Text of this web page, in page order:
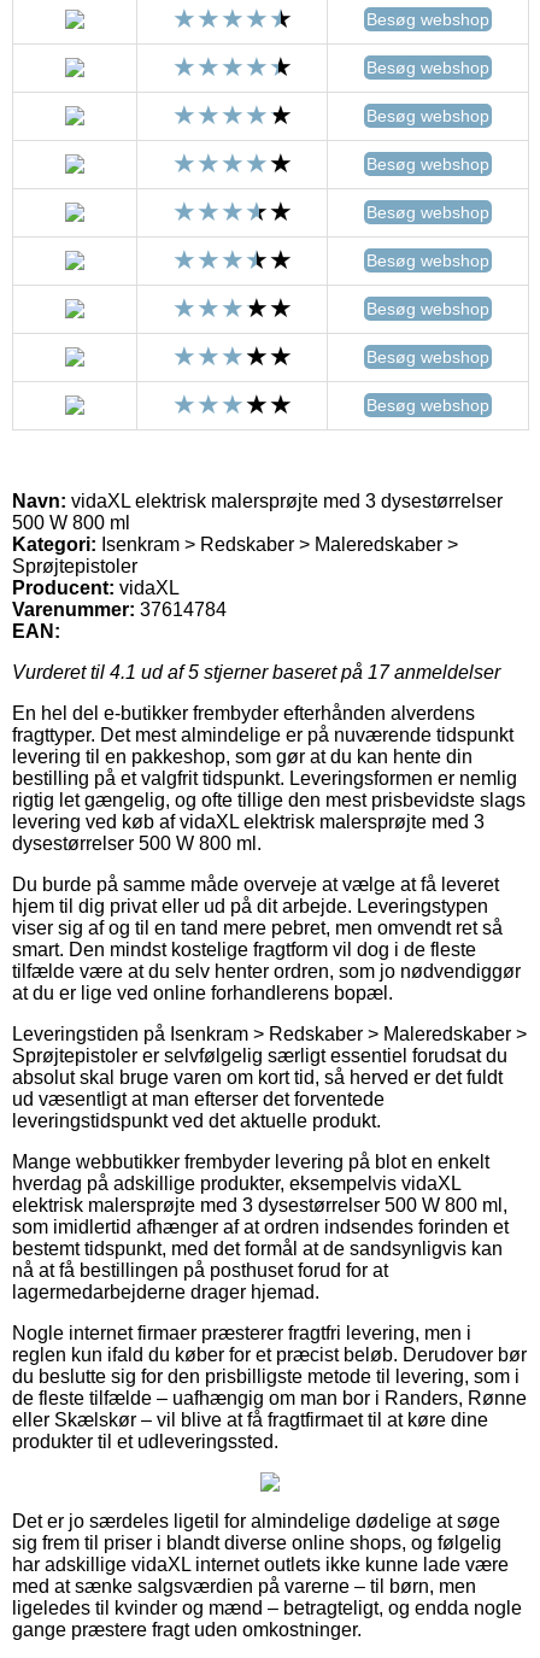
Besøg webshop
Besøg webshop
Besøg webshop
Besøg webshop
Besøg webshop
Besøg webshop
Besøg webshop
Besøg webshop
Besøg webshop
Navn: vidaXL elektrisk malersprøjte med 3 dysestørrelser
500 W 800 ml
Kategori: Isenkram > Redskaber > Maleredskaber >
Sprøjtepistoler
Producent: vidaXL
Varenummer: 37614784
EAN:
Vurderet til 4.1 ud af 5 stjerner baseret på 17anmeldelser
En hel del e-butikker frembyder efterhånden alverdens
fragttyper. Det mest almindelige er på nuværende tidspunkt
levering til en pakkeshop, som gør at du kan hente din
bestilling på et valgfrit tidspunkt. Leveringsformen er nemlig
rigtig let gængelig, og ofte tillige den mest prisbevidste slags
levering ved køb af vidaXL elektrisk malersprøjte med 3
dysestørrelser 500 W 800 ml.
Du burde på samme måde overveje at vælge at få leveret
hjem til dig privat eller ud på dit arbejde. Leveringstypen
viser sig af og til en tand mere pebret, men omvendt ret så
smart. Den mindst kostelige fragtform vil dog i de fleste
tilfælde være at du selv henter ordren, som jo nødvendiggør
at du er lige ved online forhandlerens bopæl.
Leveringstiden på Isenkram > Redskaber > Maleredskaber >
Sprøjtepistoler er selvfølgelig særligt essentiel forudsat du
absolut skal bruge varen om kort tid, så herved er det fuldt
ud væsentligt at man efterser det forventede
leveringstidspunkt ved det aktuelle produkt.
Mange webbutikker frembyder levering på blot en enkelt
hverdag på adskillige produkter, eksempelvis vidaXL
elektrisk malersprøjte med 3 dysestørrelser 500 W 800 ml,
som imidlertid afhænger af at ordren indsendes forinden et
bestemt tidspunkt, med det formål at de sandsynligvis kan
nå at få bestillingen på posthuset forud for at
lagermedarbejderne drager hjemad.
Nogle internet firmaer præsterer fragtfri levering, men i
reglen kun ifald du køber for et præcist beløb. Derudover bør
du beslutte sig for den prisbilligste metode til levering, som i
de fleste tilfælde – uafhængig om man bor i Randers, Rønne
eller Skælskør – vil blive at få fragtfirmaet til at køre dine
produkter til et udleveringssted.
Det er jo særdeles ligetil for almindelige dødelige at søge
sig frem til priser i blandt diverse online shops, og følgelig
har adskillige vidaXL internet outlets ikke kunne lade være
med at sænke salgsværdien på varerne – til børn, men
ligeledes til kvinder og mænd – betragteligt, og endda nogle
gange præstere fragt uden omkostninger.